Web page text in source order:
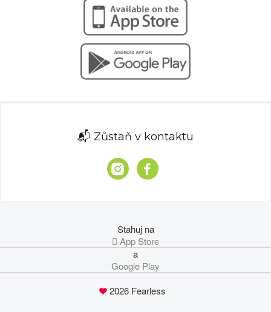
📬 Zůstaň v kontaktu
Stahuj na
 App Store
a
Google Play
2026 Fearless